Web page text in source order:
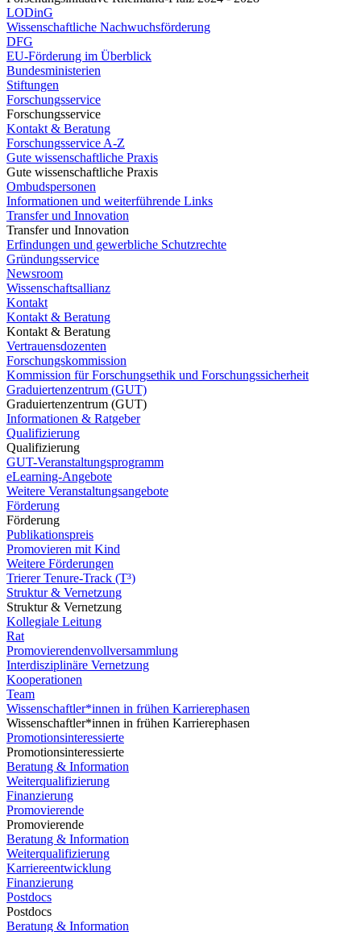
LODinG
Wissenschaftliche Nachwuchsförderung
DFG
EU-Förderung im Überblick
Bundesministerien
Stiftungen
Forschungsservice
Forschungsservice
Kontakt & Beratung
Forschungsservice A-Z
Gute wissenschaftliche Praxis
Gute wissenschaftliche Praxis
Ombudspersonen
Informationen und weiterführende Links
Transfer und Innovation
Transfer und Innovation
Erfindungen und gewerbliche Schutzrechte
Gründungsservice
Newsroom
Wissenschaftsallianz
Kontakt
Kontakt & Beratung
Kontakt & Beratung
Vertrauensdozenten
Forschungskommission
Kommission für Forschungsethik und Forschungssicherheit
Graduiertenzentrum (GUT)
Graduiertenzentrum (GUT)
Informationen & Ratgeber
Qualifizierung
Qualifizierung
GUT-Veranstaltungsprogramm
eLearning-Angebote
Weitere Veranstaltungsangebote
Förderung
Förderung
Publikationspreis
Promovieren mit Kind
Weitere Förderungen
Trierer Tenure-Track (T³)
Struktur & Vernetzung
Struktur & Vernetzung
Kollegiale Leitung
Rat
Promovierendenvollversammlung
Interdisziplinäre Vernetzung
Kooperationen
Team
Wissenschaftler*innen in frühen Karrierephasen
Wissenschaftler*innen in frühen Karrierephasen
Promotionsinteressierte
Promotionsinteressierte
Beratung & Information
Weiterqualifizierung
Finanzierung
Promovierende
Promovierende
Beratung & Information
Weiterqualifizierung
Karriereentwicklung
Finanzierung
Postdocs
Postdocs
Beratung & Information